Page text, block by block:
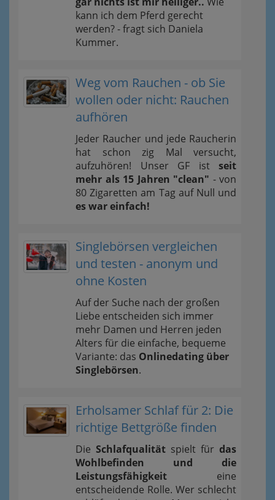
kann ich dem Pferd gerecht
werden? - fragt sich Daniela
Kummer.
Weg vom Rauchen - ob Sie
wollen oder nicht: Rauchen
aufhören
Jeder Raucher und jede Raucherin
hat schon zig Mal versucht,
aufzuhören! Unser GF ist seit
mehr als 15 Jahren "clean" - von
80 Zigaretten am Tag auf Null und
es war einfach!
Singlebörsen vergleichen
und testen - anonym und
ohne Kosten
Auf der Suche nach der großen
Liebe entscheiden sich immer
mehr Damen und Herren jeden
Alters für die einfache, bequeme
Variante: das Onlinedating über
Singlebörsen.
Erholsamer Schlaf für 2: Die
richtige Bettgröße finden
Die Schlafqualität spielt für das
Wohlbefinden und die
Leistungsfähigkeit eine
entscheidende Rolle. Wer schlecht